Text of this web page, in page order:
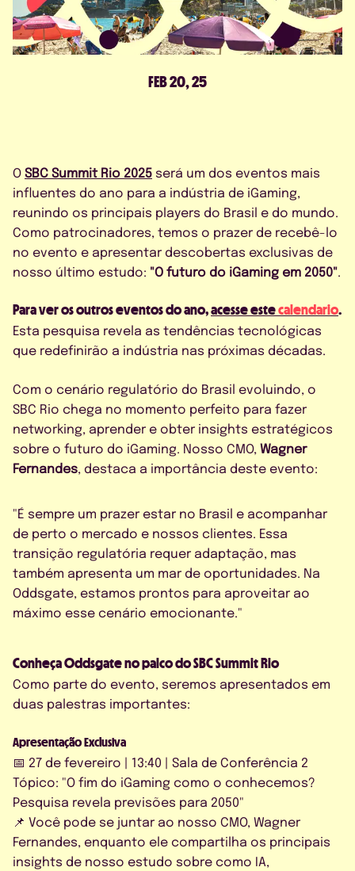
CONTATO
Concordo com a política de
privacidade
FEB 20, 25
OSBC Summit Rio 2025 será um dos eventos mais
influentes do ano para a indústria de iGaming,
reunindo os principais players do Brasil e do mundo.
Como patrocinadores, temos o prazer de recebê-lo
no evento e apresentar descobertas exclusivas de
nosso último estudo: "O futuro do iGaming em 2050".
Para ver os outros eventos do ano,acesse estecalendario.
Esta pesquisa revela as tendências tecnológicas
que redefinirão a indústria nas próximas décadas.
Com o cenário regulatório do Brasil evoluindo, o
SBC Rio chega no momento perfeito para fazer
networking, aprender e obter insights estratégicos
sobre o futuro do iGaming. Nosso CMO, Wagner
Fernandes, destaca a importância deste evento:
"É sempre um prazer estar no Brasil e acompanhar
de perto o mercado e nossos clientes. Essa
transição regulatória requer adaptação, mas
também apresenta um mar de oportunidades. Na
Oddsgate, estamos prontos para aproveitar ao
máximo esse cenário emocionante."
Conheça Oddsgate no palco do SBC Summit Rio
Como parte do evento, seremos apresentados em
duas palestras importantes:
Apresentação Exclusiva
📅 27 de fevereiro | 13:40 | Sala de Conferência 2
Tópico: "O fim do iGaming como o conhecemos?
Pesquisa revela previsões para 2050"
📌 Você pode se juntar ao nosso CMO, Wagner
Fernandes, enquanto ele compartilha os principais
insights de nosso estudo sobre como IA,